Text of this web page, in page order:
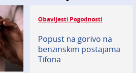
Obavijesti Pogodnosti
Popust na gorivo na
benzinskim postajama
Tifona